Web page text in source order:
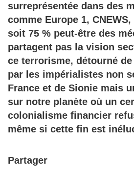
surreprésentée dans des
comme Europe 1,
soit 75 % peut-être des
partagent pas la vision
ce terrorisme, détourné
par les impérialistes non
France et de Sionie mais
sur notre planète où un
colonialisme financier
même si cette fin est
Partager